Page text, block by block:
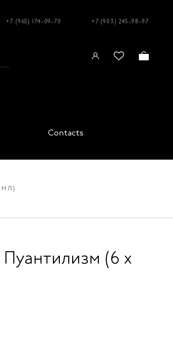
+7 (965) 174-09-70 +7 (903) 245-98-97
Contacts
МЛ)
(6 x